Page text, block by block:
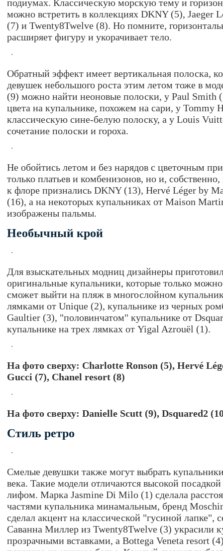
подиумах. Классическую морскую тему и
можно встретить в коллекциях DKNY (5), Jaeger
(7) и Twenty8Twelve (8). Но помните,
расширяет фигуру и укорачивает тело.
Обратный эффект имеет вертикальная полоска,
девушек небольшого роста этим летом тоже в
(9) можно найти неоновые полоски, у Paul Smith
цвета на купальнике, похожем на сари, у Tommy
классическую сине-белую полоску, а у Louis
сочетание полоски и гороха.
Не обойтись летом и без нарядов с цветочным
только платьев и комбенизонов, но и,
к флоре признались DKNY (13), Hervé Léger by
(16), а на некоторых купальниках от Maison
изображены пальмы.
Необычный крой
Для взыскательных модниц дизайнеры
оригинальные купальники, которые только
сможет выйти на пляж в многослойном
лямками от Unique (2), купальнике из черных
Gaultier (3), "половинчатом" купальнике от
купальнике на трех лямках от Yigal Azrouël (1).
На фото сверху: Charlotte Ronson (5), Hervé
Gucci (7), Chanel resort (8)
На фото сверху: Danielle Scutt (9), Dsquared2
Стиль ретро
Смелые девушки также могут выбрать
века. Такие модели отличаются высокой
лифом. Марка Jasmine Di Milo (1) сделала
частями купальника минамальным, бренд
сделал акцент на классической "гусиной лапке",
Саванна Миллер из Twenty8Twelve (3) украсили
прозрачными вставками, а Bottega Veneta resort